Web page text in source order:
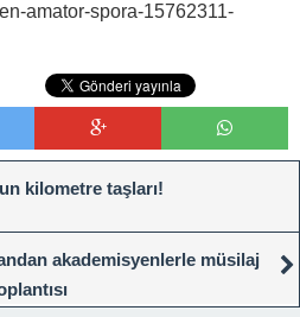
amator-spora-15762311-
kilometre taşları!
akademisyenlerle müsilaj